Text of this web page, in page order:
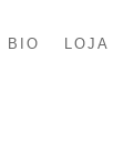
BIO LOJA